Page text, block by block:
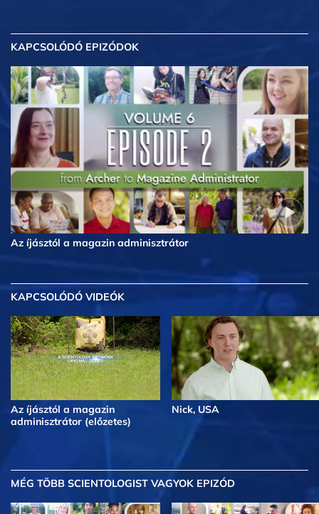
KAPCSOLÓDÓ EPIZÓDOK
Az íjásztól a magazin adminisztrátor
KAPCSOLÓDÓ VIDEÓK
Az íjásztól a magazin
adminisztrátor (előzetes)
Nick, USA
MÉG TÖBB SCIENTOLOGIST VAGYOK EPIZÓD